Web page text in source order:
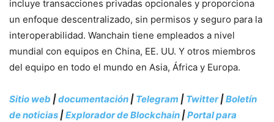
incluye transacciones privadas opcionales y proporciona
un enfoque descentralizado, sin permisos y seguro para la
interoperabilidad. Wanchain tiene empleados a nivel
mundial con equipos en China, EE. UU. Y otros miembros
del equipo en todo el mundo en Asia, África y Europa.
Sitio web |documentación | Telegram | Twitter|Boletín
de noticias |Explorador de Blockchain |Portal para